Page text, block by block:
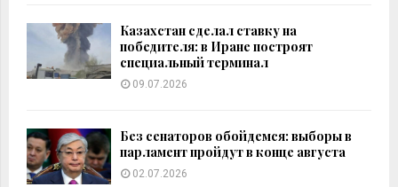
Казахстан сделал ставку на
победителя: в Иране построят
специальный терминал
09.07.2026
Без сенаторов обойдемся: выборы в
парламент пройдут в конце августа
02.07.2026